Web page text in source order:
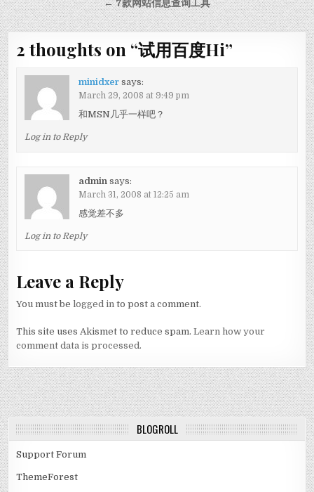
← 7款网站信息查询工具
2 thoughts on “试用百度Hi”
minidxer says:
March 29, 2008 at 9:49 pm
和MSN几乎一样吧？
Log in to Reply
admin says:
March 31, 2008 at 12:25 am
感觉差不多
Log in to Reply
Leave a Reply
You must belogged in to post a comment.
This site uses Akismet to reduce spam.Learn how your
comment data is processed.
BLOGROLL
Support Forum
ThemeForest